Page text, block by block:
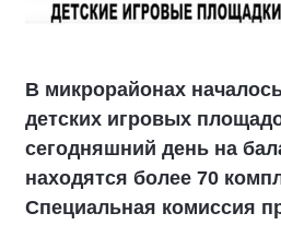
В микрорайонах
детских игровых
сегодняшний день на
находятся более 70
Специальная комиссия